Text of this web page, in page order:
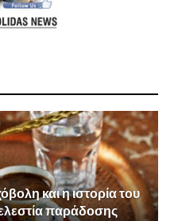
και η ιστορία του
παράδοσης